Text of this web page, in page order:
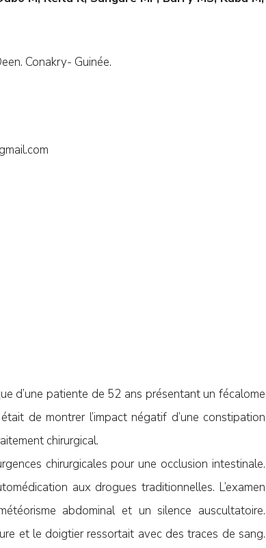
Conakry- Guinée.
d’une patiente de 52 ans présentant un fécalome
de montrer l’impact négatif d’une constipation
chirurgical.
chirurgicales pour une occlusion intestinale.
aux drogues traditionnelles. L’examen
abdominal et un silence auscultatoire.
et le doigtier ressortait avec des traces de sang.